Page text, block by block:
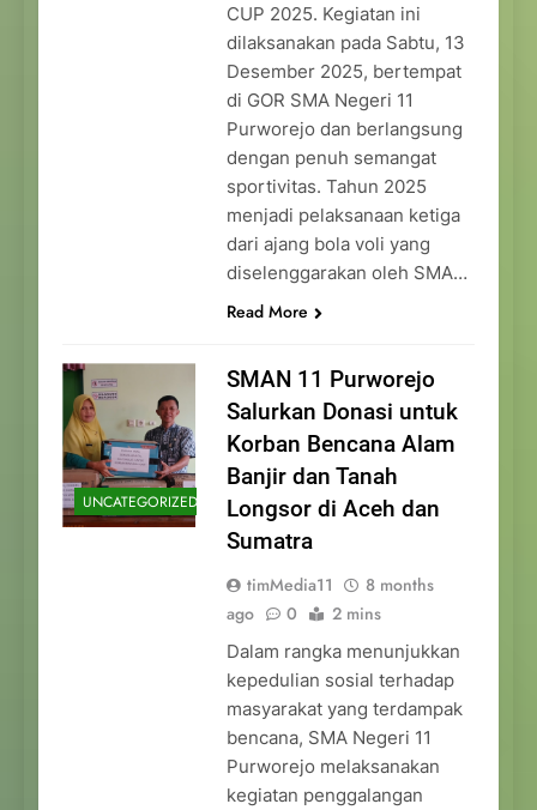
CUP 2025. Kegiatan ini
dilaksanakan pada Sabtu, 13
Desember 2025, bertempat
di GOR SMA Negeri 11
Purworejo dan berlangsung
dengan penuh semangat
sportivitas. Tahun 2025
menjadi pelaksanaan ketiga
dari ajang bola voli yang
diselenggarakan oleh SMA…
Read More
UNCATEGORIZED
SMAN 11 Purworejo
Salurkan Donasi untuk
Korban Bencana Alam
Banjir dan Tanah
Longsor di Aceh dan
Sumatra
timMedia11
8 months
ago
0 2 mins
Dalam rangka menunjukkan
kepedulian sosial terhadap
masyarakat yang terdampak
bencana, SMA Negeri 11
Purworejo melaksanakan
kegiatan penggalangan